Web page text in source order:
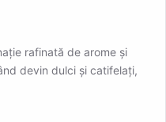
rafinată de arome și
devin dulci și catifelați,